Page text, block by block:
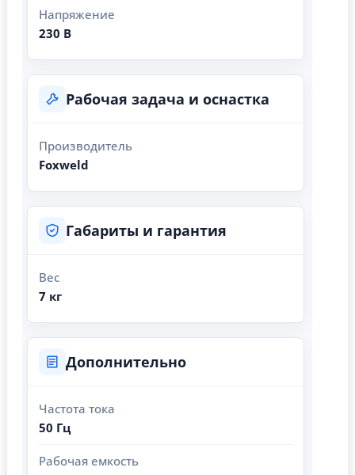
Напряжение
230 В
Рабочая задача и оснастка
Производитель
Foxweld
Габариты и гарантия
Вес
7 кг
Дополнительно
Частота тока
50 Гц
Рабочая емкость